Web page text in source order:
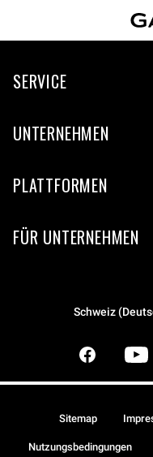
SERVICE
UNTERNEHMEN
PLATTFORMEN
FÜR UNTERNEHMEN
Schweiz
Sitemap
Nutzungsbedingungen